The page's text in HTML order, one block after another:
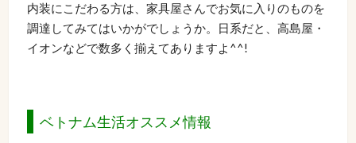
内装にこだわる方は、家具屋さんでお気に入りのものを
調達してみてはいかがでしょうか。日系だと、高島屋・
イオンなどで数多く揃えてありますよ^^!
ベトナム生活オススメ情報